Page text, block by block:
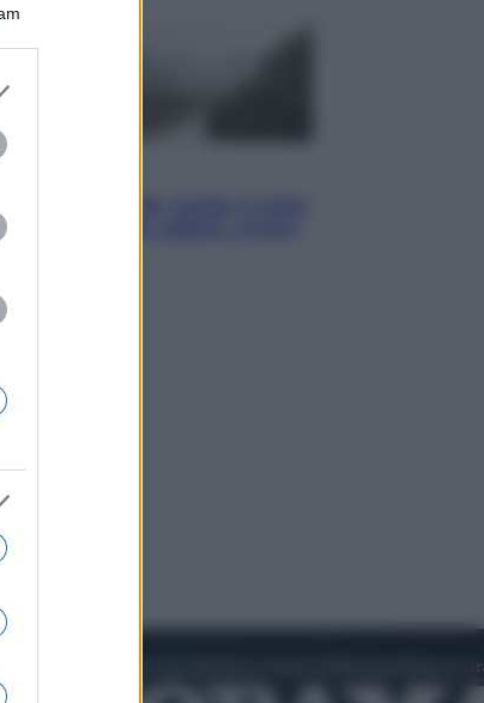
con stile. Guida a tutto
che c’è da vedere, vivere